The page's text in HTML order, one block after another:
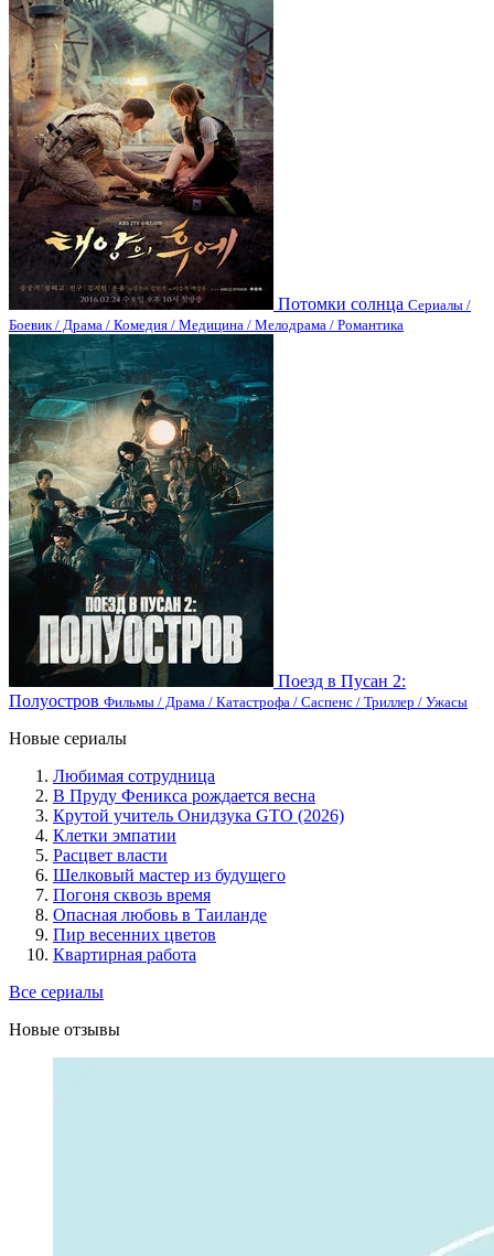
Потомки солнца Сериалы /
Боевик / Драма / Комедия / Медицина / Мелодрама / Романтика
Поезд в Пусан 2:
Полуостров Фильмы / Драма / Катастрофа / Саспенс / Триллер / Ужасы
Новые сериалы
Любимая сотрудница
В Пруду Феникса рождается весна
Крутой учитель Онидзука GTO (2026)
Клетки эмпатии
Расцвет власти
Шелковый мастер из будущего
Погоня сквозь время
Опасная любовь в Таиланде
Пир весенних цветов
Квартирная работа
Все сериалы
Новые отзывы